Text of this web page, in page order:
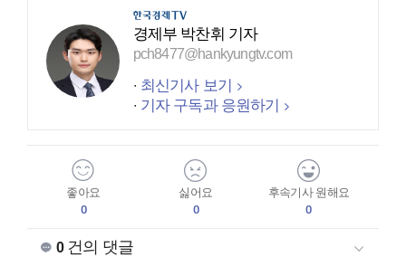
경제부 박찬휘 기자
pch8477@hankyungtv.com
최신기사 보기
기자 구독과 응원하기
좋아요
0
싫어요
0
후속기사 원해요
0
0건의 댓글